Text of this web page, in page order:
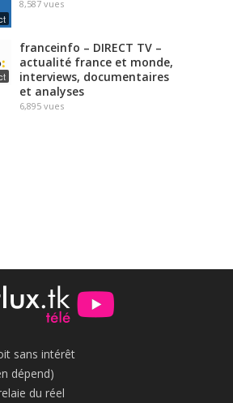
8,587 vues
franceinfo – DIRECT TV –
actualité france et monde,
interviews, documentaires
et analyses
6,895 vues
sans intérêt
dépend)
du réel